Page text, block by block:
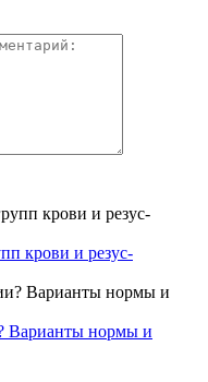
крови и резус-
Варианты нормы и